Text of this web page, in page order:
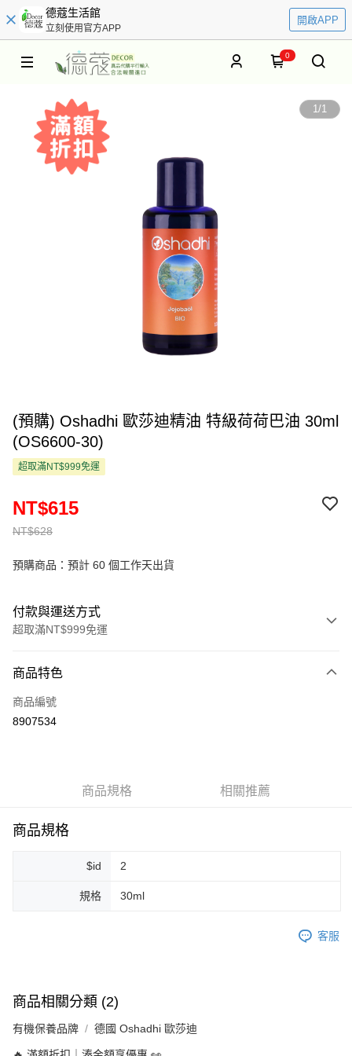
德蔻生活館
立刻使用官方APP
開啟APP
0
1/1
(預購) Oshadhi 歐莎迪精油 特級荷荷巴油 30ml
(OS6600-30)
超取滿NT$999免運
NT$628
NT$615
預購商品：預計 60 個工作天出貨
付款與運送方式
超取滿NT$999免運
信用卡一次付款
超商取貨付款
悠遊付
全家純取貨 (先付款
每筆NT$80，滿NT$999(含以上)免運費
7-11取貨付款
商品特色
商品編號
8907534
商品規格 相關推薦
商品規格
$id 2
規格 30ml
客服
商品相關分類 (2)
有機保養品牌 德國 Oshadhi 歐莎迪